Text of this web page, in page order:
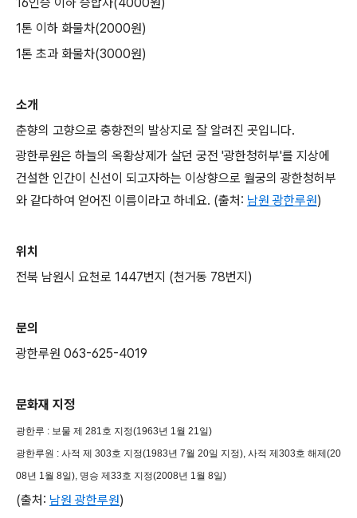
1톤 이하 화물차(2000원)
1톤 초과 화물차(3000원)
소개
춘향의 고향으로 충향전의 발상지로 잘 알려진 곳입니다.
광한루원은 하늘의 옥황상제가 살던 궁전 '광한청허부'를 지상에
건설한 인간이 신선이 되고자하는 이상향으로 월궁의 광한청허부
와 같다하여 얻어진 이름이라고 하네요. (출처: 남원 광한루원)
위치
전북 남원시 요천로 1447번지 (천거동 78번지)
문의
광한루원 063-625-4019
문화재 지정
광한루 : 보물 제 281호 지정(1963년 1월 21일)
광한루원 : 사적 제 303호 지정(1983년 7월 20일 지정), 사적 제303호 해제(20
08년 1월 8일), 명승 제33호 지정(2008년 1월 8일)
(출처: 남원 광한루원)